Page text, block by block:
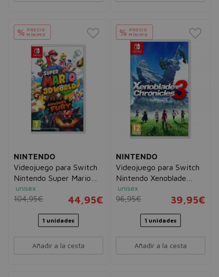
% PRECIO
MÍNIMO
NINTENDO
Videojuego para Switch
Nintendo Super Mario
3D World + Bowser's
Fury
unisex
104,95€ 44,95€
1 unidades
Añadir a la cesta
% PRECIO
MÍNIMO
NINTENDO
Videojuego para Switch
Nintendo Xenoblade
Chronicles 3
unisex
96,95€ 39,95€
1 unidades
Añadir a la cesta